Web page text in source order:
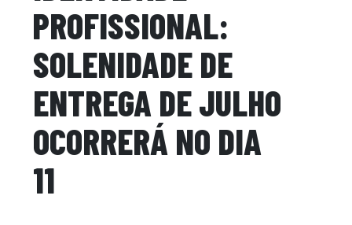
PROFISSIONAL:
SOLENIDADE DE
ENTREGA DE JULHO
OCORRERÁ NO DIA
11